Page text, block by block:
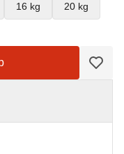
16 kg 20 kg